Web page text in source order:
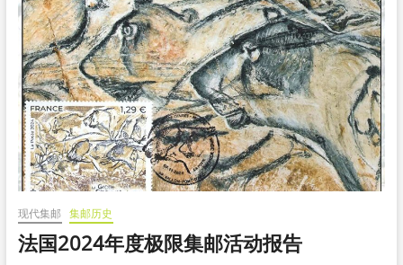
会
董
事
会
3
月
27
日
会
议
纪
要
现代集邮 集邮历史
法国2024年度极限集邮活动报告